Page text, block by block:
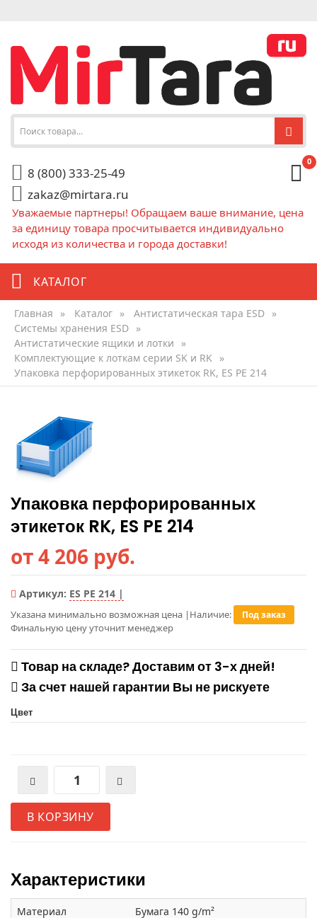
8 (800) 333-25-49
zakaz@mirtara.ru
0
Уважаемые партнеры! Обращаем ваше внимание, цена
за единицу товара просчитывается индивидуально
исходя из количества и города доставки!
КАТАЛОГ
Главная » Каталог » Антистатическая тара ESD »
Системы хранения ESD »
Антистатические ящики и лотки
»
Комплектующие к лоткам серии SK и RK »
Упаковка перфорированных этикеток RK, ES PE 214
Упаковка перфорированных
этикеток RK, ES PE 214
от 4 206 руб.
Артикул: ES PE 214 |
Указана минимально возможная цена |
Финальную цену уточнит менеджер
Наличие: Под заказ
Товар на складе? Доставим от 3-х дней!
За счет нашей гарантии Вы не рискуете
Цвет
В КОРЗИНУ
Характеристики
Материал Бумага 140 g/m²